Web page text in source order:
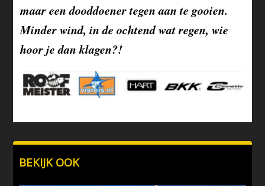
maar een dooddoener tegen aan te gooien.
Minder wind, in de ochtend wat regen, wie
hoor je dan klagen?!
BEKIJK OOK